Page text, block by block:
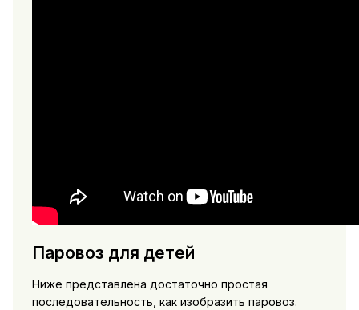
Паровоз для детей
Ниже представлена достаточно простая
последовательность, как изобразить паровоз.